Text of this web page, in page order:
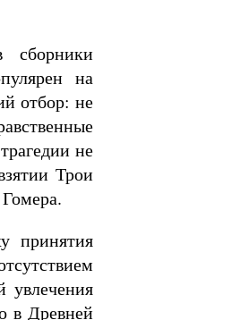
сборники
на
отбор: не
не
Трои
принятия
увлечения
в Древней